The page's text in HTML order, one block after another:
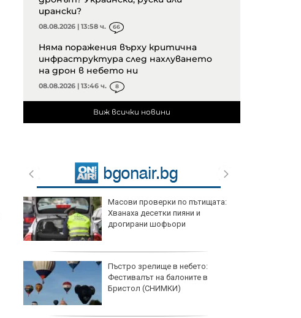
ирански?
08.08.2026 | 13:58 ч. 66
Няма поражения върху критична
инфраструктура след нахлуването
на дрон в небето ни
08.08.2026 | 13:46 ч. 8
Виж всички новини
Масови проверки по пътищата:
Хванаха десетки пияни и
дрогирани шофьори
Пъстро зрелище в небето:
Фестивалът на балоните в
Бристол (СНИМКИ)